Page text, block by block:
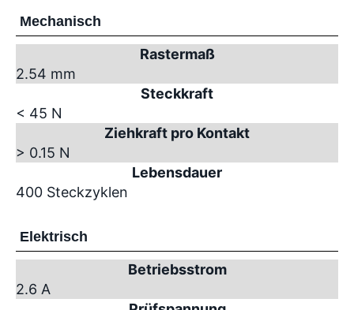
Mechanisch
Rastermaß
2.54 mm
Steckkraft
< 45 N
Ziehkraft pro Kontakt
> 0.15 N
Lebensdauer
400 Steckzyklen
Elektrisch
Betriebsstrom
2.6 A